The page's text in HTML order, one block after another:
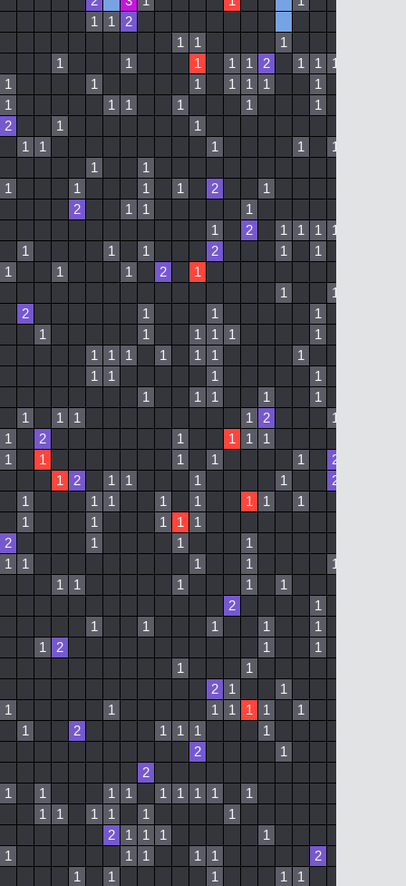
1 1 2
1 1 1
1 1 1 1 1 2 1 1 1
1 1 1 1 1 1 1
1 1 1 1 1 1
2 1 1
1 1 1 1 1
1 1
1 1 1 1 2 1
2 1 1 1
1 2 1 1 1 1
1 1 1 2 1 1
1 1 1 2 1
1 1
2 1 1 1
1 1 1 1 1 1
1 1 1 1 1 1 1
1 1 1 1
1 1 1 1 1
1 1 1 1 2 1
1 2 1 1 1 1
1 1 1 1 1 2
1 2 1 1 1 1 2
1 1 1 1 1 1 1 1
1 1 1 1 1
2 1 1 1
1 1 1 1 1
1 1 1 1 1
2 1
1 1 1 1 1
1 2 1 1
1 1
2 1 1
1 1 1 1 1 1 1
1 2 1 1 1 1
2 1
2
1 1 1 1 1 1 1 1 1
1 1 1 1 1 1
2 1 1 1 1
1 1 1 1 1 2
1 1 1 1 1